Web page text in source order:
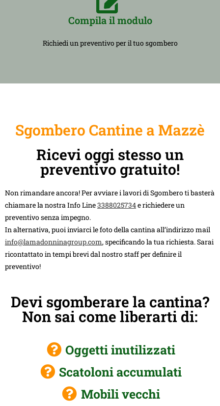
Compila il modulo
Richiedi un preventivo per il tuo sgombero
Sgombero Cantine a Mazzè
Ricevi oggi stesso un
preventivo gratuito!
Non rimandare ancora! Per avviare i lavori di Sgombero ti basterà
chiamare la nostra Info Line3388025734e richiedere un
preventivo senza impegno.
In alternativa, puoi inviarci le foto della cantina all’indirizzo mail
info@lamadonninagroup.com, specificando la tua richiesta. Sarai
ricontattato in tempi brevi dal nostro staff per definire il
preventivo!
Devi sgomberare la cantina?
Non sai come liberarti di:
Oggetti inutilizzati
Scatoloni accumulati
Mobili vecchi